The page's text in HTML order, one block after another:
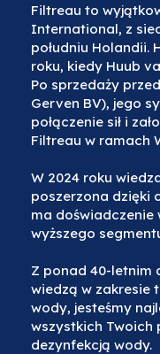
Filtreau to
International, z
południu Holandii.
roku, kiedy Huub
Po sprzedaży
Gerven BV), jego
połączenie sił i
Filtreau w ramach
W 2024 roku
poszerzona dzięki
ma
wyższego
Z ponad 40-letnim
wiedzą w zakresie
wody, jesteśmy
wszystkich Twoich
dezynfekcją wody.